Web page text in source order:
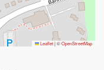
Leaflet|©OpenStreetMap